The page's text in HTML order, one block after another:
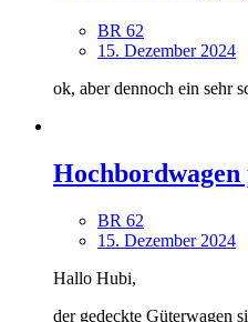
BR 62
15. Dezember 2024
ok, aber dennoch ein sehr
BR 62
15. Dezember 2024
Hallo Hubi,
der gedeckte Güterwagen